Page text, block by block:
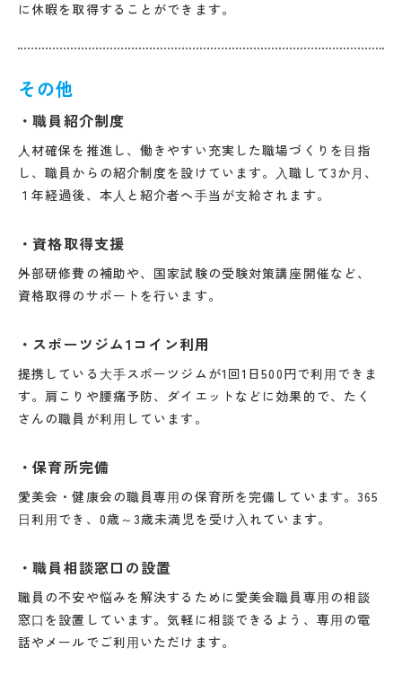
に休暇を取得することができます。
その他
職員紹介制度
⼈材確保を推進し、働きやすい充実した職場づくりを⽬指
し、職員からの紹介制度を設けています。⼊職して3か⽉、
１年経過後、本⼈と紹介者へ⼿当が⽀給されます。
資格取得支援
外部研修費の補助や、国家試験の受験対策講座開催など、
資格取得のサポートを行います。
スポーツジム1コイン利用
提携している⼤⼿スポーツジムが1回1日500円で利⽤できま
す。肩こりや腰痛予防、ダイエットなどに効果的で、たく
さんの職員が利⽤しています。
保育所完備
愛美会・健康会の職員専⽤の保育所を完備しています。365
⽇利⽤でき、0歳～3歳未満児を受け⼊れています。
職員相談窓口の設置
職員の不安や悩みを解決するために愛美会職員専⽤の相談
窓⼝を設置しています。気軽に相談できるよう、専⽤の電
話やメールでご利⽤いただけます。